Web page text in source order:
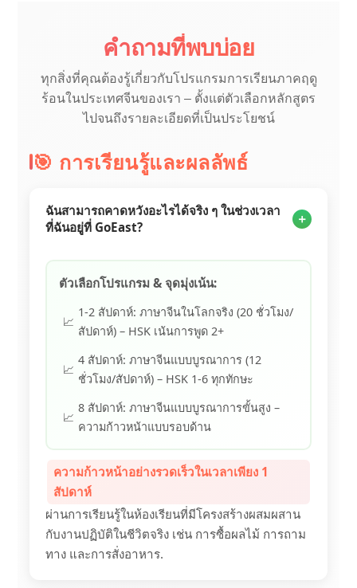
คำถามที่พบบ่อย
ทุกสิ่งที่คุณต้องรู้เกี่ยวกับโปรแกรมการเรียนภาคฤดู
ร้อนในประเทศจีนของเรา – ตั้งแต่ตัวเลือกหลักสูตร
ไปจนถึงรายละเอียดที่เป็นประโยชน์
🎯 การเรียนรู้และผลลัพธ์
ฉันสามารถคาดหวังอะไรได้จริง ๆ ในช่วงเวลา
ที่ฉันอยู่ที่ GoEast?
×
ตัวเลือกโปรแกรม & จุดมุ่งเน้น:
1-2 สัปดาห์: ภาษาจีนในโลกจริง (20 ชั่วโมง/
สัปดาห์) – HSK เน้นการพูด 2+
4 สัปดาห์: ภาษาจีนแบบบูรณาการ (12
ชั่วโมง/สัปดาห์) – HSK 1-6 ทุกทักษะ
8 สัปดาห์: ภาษาจีนแบบบูรณาการขั้นสูง –
ความก้าวหน้าแบบรอบด้าน
ความก้าวหน้าอย่างรวดเร็วในเวลาเพียง 1
สัปดาห์
ผ่านการเรียนรู้ในห้องเรียนที่มีโครงสร้างผสมผสาน
กับงานปฏิบัติในชีวิตจริง เช่น การซื้อผลไม้ การถาม
ทาง และการสั่งอาหาร.